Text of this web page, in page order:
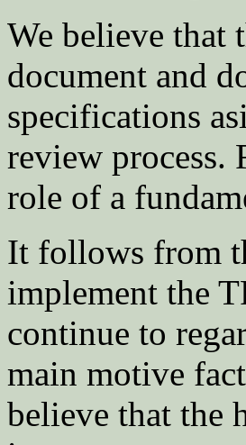
We believe that
document and
specifications
review process.
role of a
It follows from
implement the
continue to
main motive
believe that the